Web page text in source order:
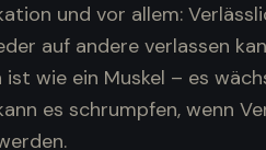
und vor allem:
auf andere verlassen
wie ein Muskel – es
es schrumpfen, wenn